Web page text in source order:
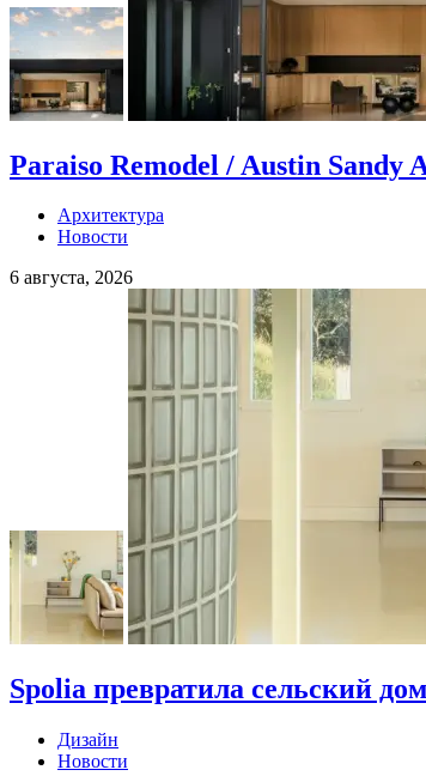
Paraiso Remodel / Austin Sandy
Архитектура
Новости
6 августа, 2026
Spolia превратила сельский
Дизайн
Новости